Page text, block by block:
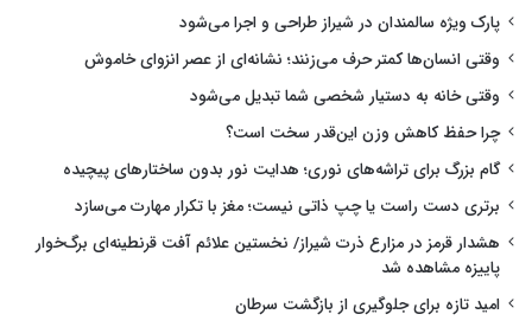
پارک ویژه سالمندان در شیراز طراحی و اجرا می‌شود
وقتی انسان‌ها کمتر حرف می‌زنند؛ نشانه‌ای از عصر انزوای خاموش
وقتی خانه به دستیار شخصی شما تبدیل می‌شود
چرا حفظ کاهش وزن این‌قدر سخت است؟
گام بزرگ برای تراشه‌های نوری؛ هدایت نور بدون ساختارهای پیچیده
برتری دست راست یا چپ ذاتی نیست؛ مغز با تکرار مهارت می‌سازد
هشدار قرمز در مزارع ذرت شیراز/ نخستین علائم آفت قرنطینه‌ای برگ‌خوار
پاییزه مشاهده شد
امید تازه برای جلوگیری از بازگشت سرطان